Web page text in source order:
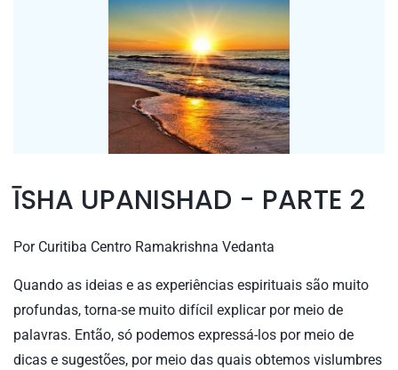
ĪSHA UPANISHAD - PARTE 2
Por Curitiba Centro Ramakrishna Vedanta
Quando as ideias e as experiências espirituais são muito
profundas, torna-se muito difícil explicar por meio de
palavras. Então, só podemos expressá-los por meio de
dicas e sugestões, por meio das quais obtemos vislumbres